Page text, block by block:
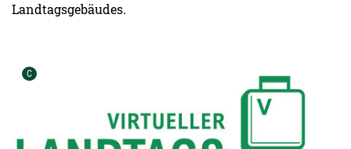
Landtagsgebäudes.
C